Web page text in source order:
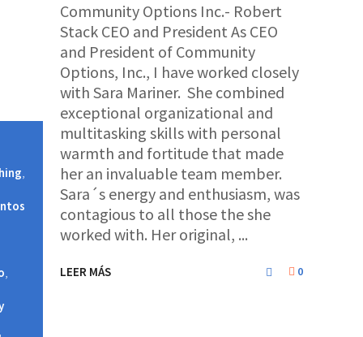
Community Options Inc.- Robert
Stack CEO and President As CEO
and President of Community
Options, Inc., I have worked closely
with Sara Mariner. She combined
exceptional organizational and
multitasking skills with personal
warmth and fortitude that made
her an invaluable team member.
Sara´s energy and enthusiasm, was
contagious to all those the she
worked with. Her original,
LEER MÁS 0
,
,